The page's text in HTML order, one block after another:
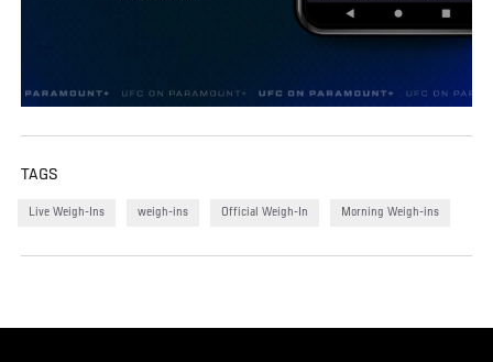
TAGS
Live Weigh-Ins weigh-ins Official Weigh-In Morning Weigh-ins